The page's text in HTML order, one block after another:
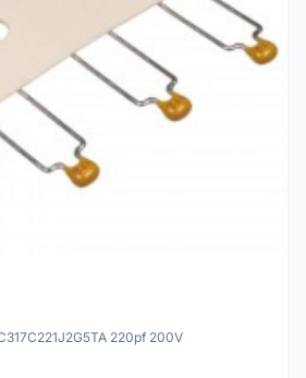
220pf 200V